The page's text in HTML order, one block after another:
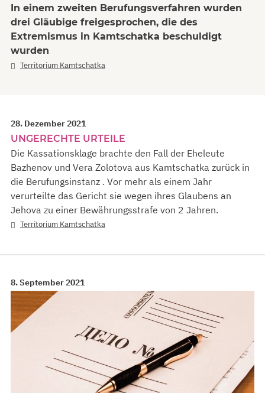
In einem zweiten Berufungsverfahren wurden
drei Gläubige freigesprochen, die des
Extremismus in Kamtschatka beschuldigt
wurden
Territorium Kamtschatka
28. Dezember 2021
UNGERECHTE URTEILE
Die Kassationsklage brachte den Fall der Eheleute
Bazhenov und Vera Zolotova aus Kamtschatka zurück in
die Berufungsinstanz . Vor mehr als einem Jahr
verurteilte das Gericht sie wegen ihres Glaubens an
Jehova zu einer Bewährungsstrafe von 2 Jahren.
Territorium Kamtschatka
8. September 2021